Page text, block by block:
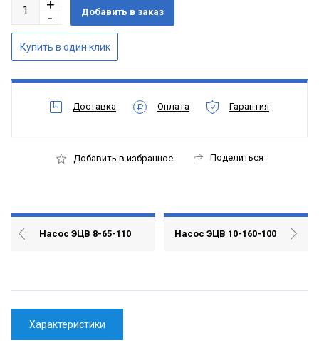
Доставка Оплата Гарантия
Добавить в избранное Поделиться
Насос ЭЦВ 8-65-110 Насос ЭЦВ 10-160-100
Характеристики